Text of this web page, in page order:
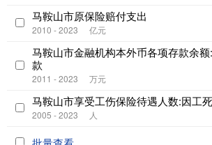
马鞍山市原保险赔付支出
2010 - 2023 亿元
马鞍山市金融机构本外币各项存款余
款
2011 - 2023 万元
马鞍山市享受工伤保险待遇人数:因工
2005 - 2023 人